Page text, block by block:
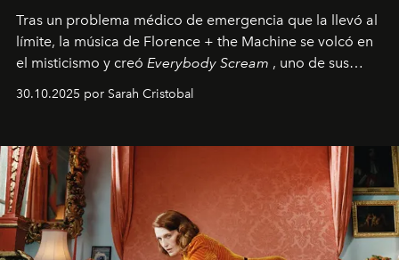
Tras un problema médico de emergencia que la llevó al
límite, la música de Florence + the Machine se volcó en
el misticismo y creó Everybody Scream , uno de sus
álbumes más profundos hasta la fecha.
30.10.2025 por Sarah Cristobal